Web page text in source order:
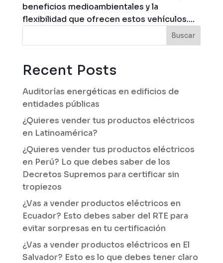
beneficios medioambientales y la
flexibilidad que ofrecen estos vehículos....
Buscar
Recent Posts
Auditorías energéticas en edificios de
entidades públicas
¿Quieres vender tus productos eléctricos
en Latinoamérica?
¿Quieres vender tus productos eléctricos
en Perú? Lo que debes saber de los
Decretos Supremos para certificar sin
tropiezos
¿Vas a vender productos eléctricos en
Ecuador? Esto debes saber del RTE para
evitar sorpresas en tu certificación
¿Vas a vender productos eléctricos en El
Salvador? Esto es lo que debes tener claro